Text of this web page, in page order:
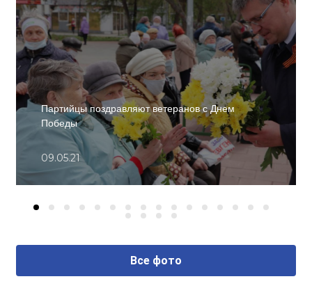
Партийцы поздравляют ветеранов с Днем
Победы
09.05.21
Все фото